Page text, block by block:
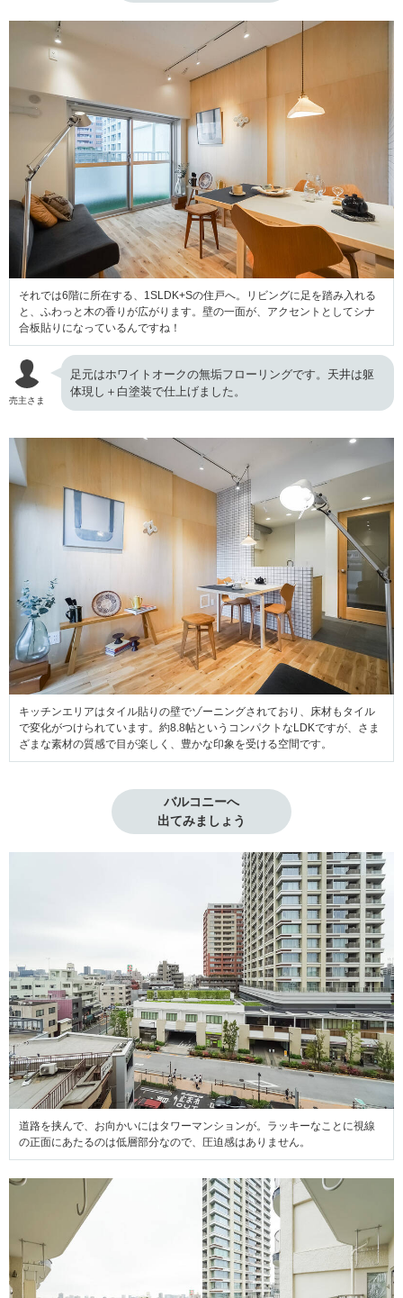
それでは6階に所在する、1SLDK+Sの住戸へ。リビングに足を踏み入れる
と、ふわっと木の香りが広がります。壁の一面が、アクセントとしてシナ
合板貼りになっているんですね！
売主さま
足元はホワイトオークの無垢フローリングです。天井は躯
体現し＋白塗装で仕上げました。
キッチンエリアはタイル貼りの壁でゾーニングされており、床材もタイル
で変化がつけられています。約8.8帖というコンパクトなLDKですが、さま
ざまな素材の質感で目が楽しく、豊かな印象を受ける空間です。
バルコニーへ
出てみましょう
道路を挟んで、お向かいにはタワーマンションが。ラッキーなことに視線
の正面にあたるのは低層部分なので、圧迫感はありません。